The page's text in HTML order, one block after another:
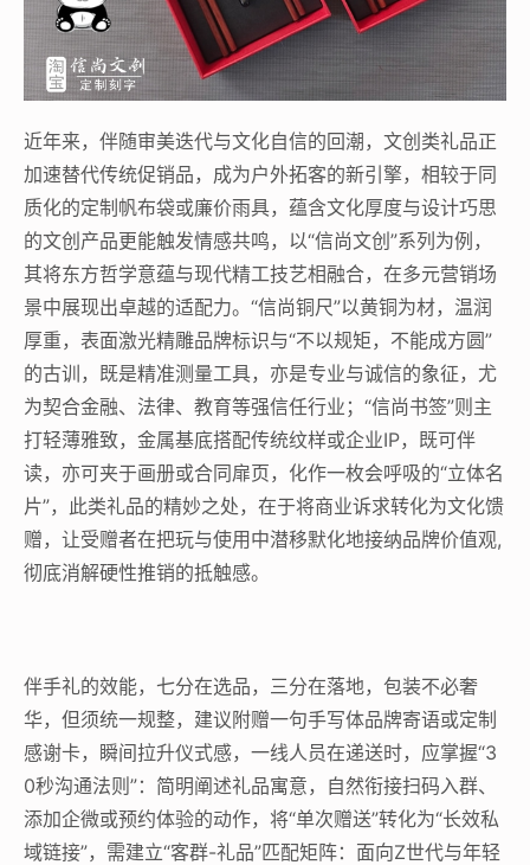
近年来，伴随审美迭代与文化自信的回潮，文创类礼品正
加速替代传统促销品，成为户外拓客的新引擎，相较于同
质化的定制帆布袋或廉价雨具，蕴含文化厚度与设计巧思
的文创产品更能触发情感共鸣，以“信尚文创”系列为例，
其将东方哲学意蕴与现代精工技艺相融合，在多元营销场
景中展现出卓越的适配力。“信尚铜尺”以黄铜为材，温润
厚重，表面激光精雕品牌标识与“不以规矩，不能成方圆”
的古训，既是精准测量工具，亦是专业与诚信的象征，尤
为契合金融、法律、教育等强信任行业；“信尚书签”则主
打轻薄雅致，金属基底搭配传统纹样或企业IP，既可伴
读，亦可夹于画册或合同扉页，化作一枚会呼吸的“立体名
片”，此类礼品的精妙之处，在于将商业诉求转化为文化馈
赠，让受赠者在把玩与使用中潜移默化地接纳品牌价值观,
彻底消解硬性推销的抵触感。
伴手礼的效能，七分在选品，三分在落地，包装不必奢
华，但须统一规整，建议附赠一句手写体品牌寄语或定制
感谢卡，瞬间拉升仪式感，一线人员在递送时，应掌握“3
0秒沟通法则”：简明阐述礼品寓意，自然衔接扫码入群、
添加企微或预约体验的动作，将“单次赠送”转化为“长效私
域链接”，需建立“客群-礼品”匹配矩阵：面向Z世代与年轻